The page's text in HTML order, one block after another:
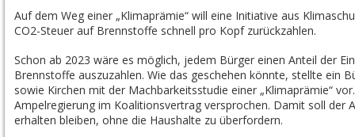
Auf dem Weg einer „Klimaprämie“ will eine Initiative aus
CO2-Steuer auf Brennstoffe schnell pro Kopf zurückzahlen.
Schon ab 2023 wäre es möglich, jedem Bürger einen Anteil der
Brennstoffe auszuzahlen. Wie das geschehen könnte, stellte ein
sowie Kirchen mit der Machbarkeitsstudie einer „Klimaprämie“
Ampelregierung im Koalitionsvertrag versprochen. Damit soll der
erhalten bleiben, ohne die Haushalte zu überfordern.